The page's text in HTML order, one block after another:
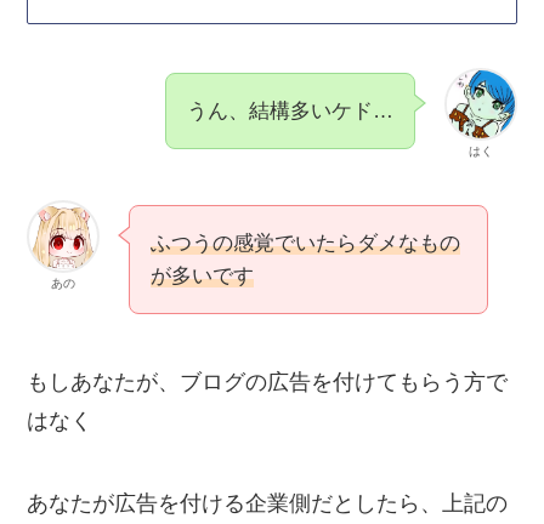
はく
うん、結構多いケド…
あの
ふつうの感覚でいたらダメなもの
が多いです
もしあなたが、ブログの広告を付けてもらう方で
はなく
あなたが広告を付ける企業側だとしたら、上記の